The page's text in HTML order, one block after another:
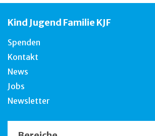
Kind Jugend Familie KJF
Spenden
Kontakt
News
Jobs
Newsletter